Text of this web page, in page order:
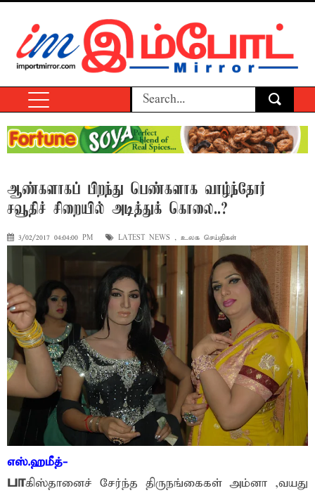
ஆண்களாகப் பிறந்து பெண்களாக வாழ்ந்தோர்
சவூதிச் சிறையில் அடித்துக் கொலை..?
3/02/2017 04:04:00 PM LATEST NEWS , உலக செய்திகள்
எஸ்.ஹமீத்-
பாகிஸ்தானைச் சேர்ந்த திருநங்கைகள் அம்னா ,வயது